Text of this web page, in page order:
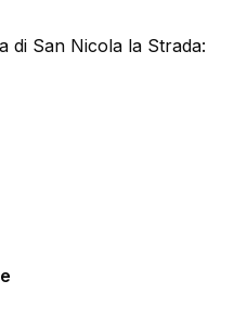
di San Nicola la Strada: